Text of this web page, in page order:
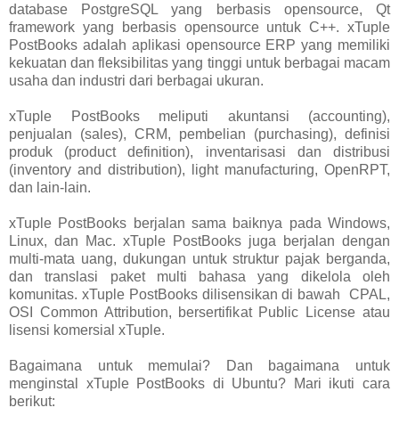
database PostgreSQL yang berbasis opensource, Qt
framework yang berbasis opensource untuk C++. xTuple
PostBooks adalah aplikasi opensource ERP yang memiliki
kekuatan dan fleksibilitas yang tinggi untuk berbagai macam
usaha dan industri dari berbagai ukuran.
xTuple PostBooks meliputi akuntansi (accounting),
penjualan (sales), CRM, pembelian (purchasing), definisi
produk (product definition), inventarisasi dan distribusi
(inventory and distribution), light manufacturing, OpenRPT,
dan lain-lain.
xTuple PostBooks berjalan sama baiknya pada Windows,
Linux, dan Mac. xTuple PostBooks juga berjalan dengan
multi-mata uang, dukungan untuk struktur pajak berganda,
dan translasi paket multi bahasa yang dikelola oleh
komunitas. xTuple PostBooks dilisensikan di bawah CPAL,
OSI Common Attribution, bersertifikat Public License atau
lisensi komersial xTuple.
Bagaimana untuk memulai? Dan bagaimana untuk
menginstal xTuple PostBooks di Ubuntu? Mari ikuti cara
berikut: